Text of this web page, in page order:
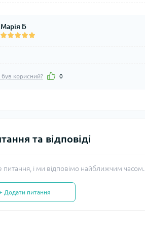
Марія Б
був корисний? 0
та відповіді
питання, і ми відповімо найближчим часом.
Додати питання